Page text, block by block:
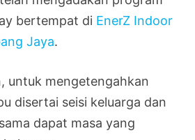
bertempat di EnerZ Indoor
Jaya.
untuk mengetengahkan
disertai seisi keluarga dan
dapat masa yang